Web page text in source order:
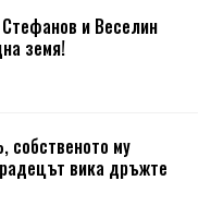
и Веселин
земя!
собственото му
вика дръжте